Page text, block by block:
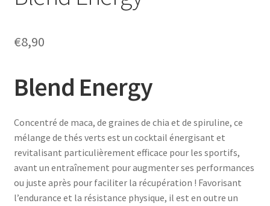
€8,90
Blend Energy
Concentré de maca, de graines de chia et de spiruline, ce
mélange de thés verts est un cocktail énergisant et
revitalisant particulièrement efficace pour les sportifs,
avant un entraînement pour augmenter ses performances
ou juste après pour faciliter la récupération ! Favorisant
l’endurance et la résistance physique, il est en outre un